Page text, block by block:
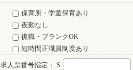
保育所・学童保育あり
夜勤なし
復職・ブランクOK
短時間正職員制度あり
求人票番号指定： S